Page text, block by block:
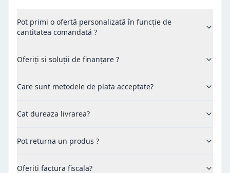
Pot primi o ofertă personalizată în funcție de
cantitatea comandată ?
Oferiți si soluții de finanțare ?
Care sunt metodele de plata acceptate?
Cat dureaza livrarea?
Pot returna un produs ?
Oferiti factura fiscala?